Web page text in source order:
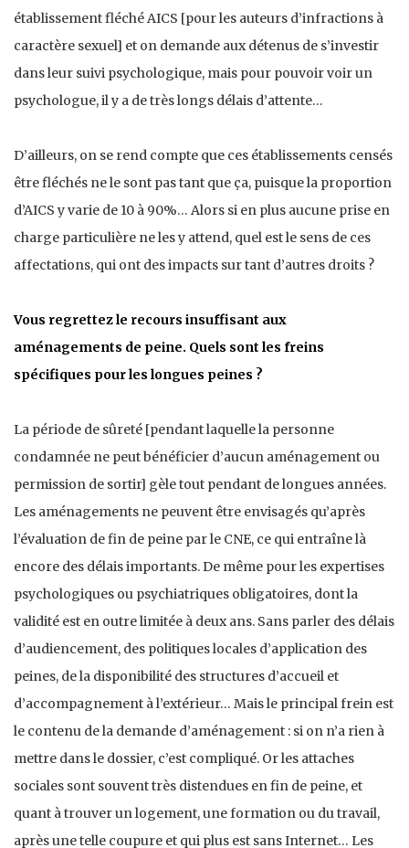
établissement fléché AICS [pour les auteurs d’infractions à
caractère sexuel] et on demande aux détenus de s’investir
dans leur suivi psychologique, mais pour pouvoir voir un
psychologue, il y a de très longs délais d’attente…
D’ailleurs, on se rend compte que ces établissements censés
être fléchés ne le sont pas tant que ça, puisque la proportion
d’AICS y varie de 10 à 90%… Alors si en plus aucune prise en
charge particulière ne les y attend, quel est le sens de ces
affectations, qui ont des impacts sur tant d’autres droits ?
Vous regrettez le recours insuffisant aux
aménagements de peine. Quels sont les freins
spécifiques pour les longues peines ?
La période de sûreté [pendant laquelle la personne
condamnée ne peut bénéficier d’aucun aménagement ou
permission de sortir] gèle tout pendant de longues années.
Les aménagements ne peuvent être envisagés qu’après
l’évaluation de fin de peine par le CNE, ce qui entraîne là
encore des délais importants. De même pour les expertises
psychologiques ou psychiatriques obligatoires, dont la
validité est en outre limitée à deux ans. Sans parler des délais
d’audiencement, des politiques locales d’application des
peines, de la disponibilité des structures d’accueil et
d’accompagnement à l’extérieur… Mais le principal frein est
le contenu de la demande d’aménagement : si on n’a rien à
mettre dans le dossier, c’est compliqué. Or les attaches
sociales sont souvent très distendues en fin de peine, et
quant à trouver un logement, une formation ou du travail,
après une telle coupure et qui plus est sans Internet… Les